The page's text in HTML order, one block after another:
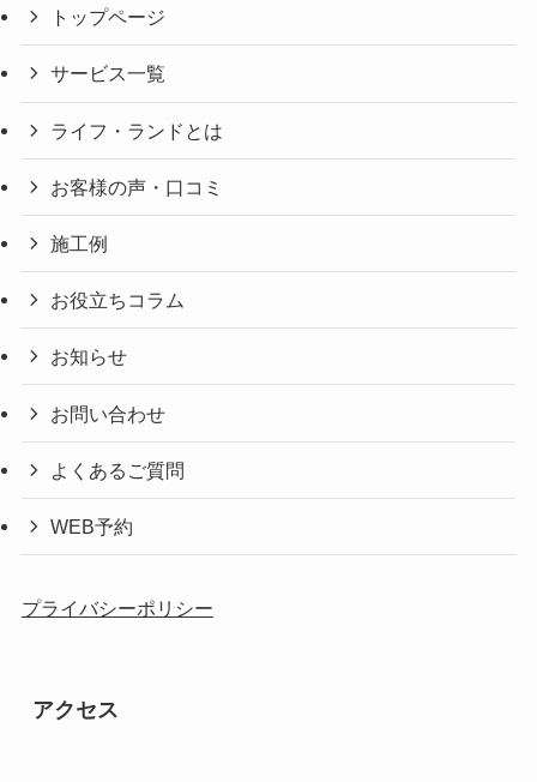
トップページ
サービス一覧
ライフ・ランドとは
お客様の声・口コミ
施工例
お役立ちコラム
お知らせ
お問い合わせ
よくあるご質問
WEB予約
プライバシーポリシー
アクセス